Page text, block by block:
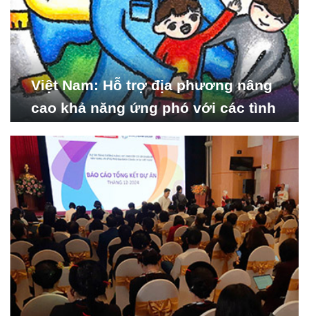
Việt Nam: Hỗ trợ địa phương nâng
cao khả năng ứng phó với các tình